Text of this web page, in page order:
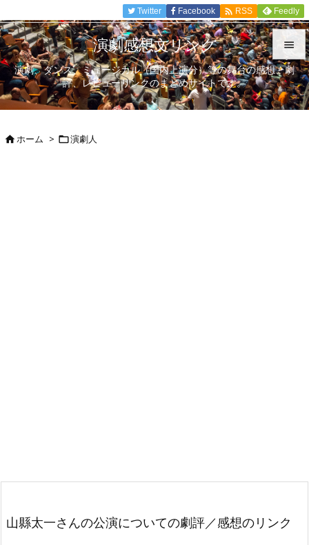


メニュ

Twitter Facebook  RSS Feedly
演劇感想文リンク
演劇、ダンス、ミュージカル（国内上演分）等の舞台の感想、劇
評、レビューリンクのまとめサイトです。
ホーム > 演劇人
山縣太一さんの公演についての劇評／感想のリンク